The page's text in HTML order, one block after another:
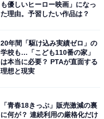
も優しいヒーロー映画」になっ
た理由。予習したい作品は？
20年間「駆け込み実績ゼロ」の
学校も…「こども110番の家」
は本当に必要？ PTAが直面する
理想と現実
「青春18きっぷ」販売激減の裏
に何が？ 連続利用の厳格化だけ